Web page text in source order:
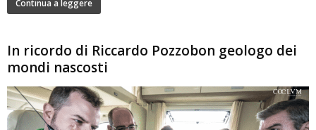
Continua a leggere
In ricordo di Riccardo Pozzobon geologo dei
mondi nascosti